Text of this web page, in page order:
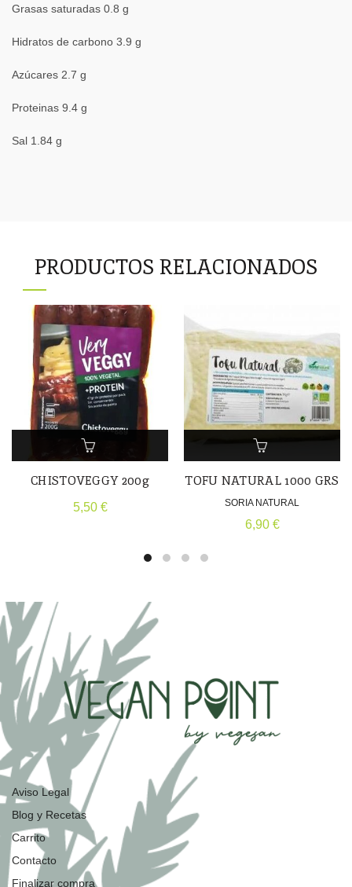
Grasas saturadas 0.8 g
Hidratos de carbono 3.9 g
Azúcares 2.7 g
Proteinas 9.4 g
Sal 1.84 g
PRODUCTOS RELACIONADOS
CHISTOVEGGY 200g
5,50 €
TOFU NATURAL 1000 GRS
SORIA NATURAL
6,90 €
Aviso Legal
Blog y Recetas
Carrito
Contacto
Finalizar compra